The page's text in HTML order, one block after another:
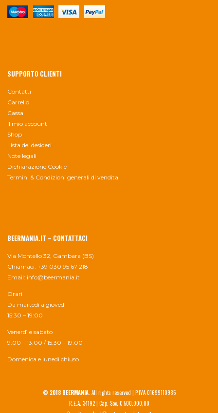
SUPPORTO CLIENTI
Contatti
Carrello
Cassa
Il mio account
Shop
Lista dei desideri
Note legali
Dichiarazione Cookie
Termini & Condizioni generali di vendita
BEERMANIA.IT – CONTATTACI
Via Montello 32, Gambara (BS)
Chiamaci: +39 030 95 67 218
Email: info@beermania.it
Orari
Da martedì a giovedì
15:30 – 19:00
Venerdì e sabato
9:00 – 13:00 / 15:30 – 19:00
Domenica e lunedì chiuso
© 2018 BEERMANIA. All rights reserved | P.IVA 01699110985
R.E.A. 34192 | Cap. Soc. € 500.000,00